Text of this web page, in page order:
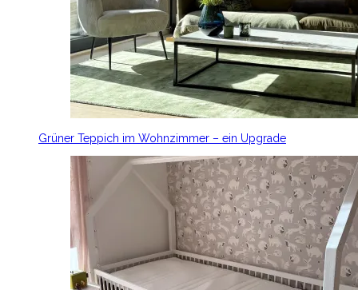
Grüner Teppich im Wohnzimmer – ein Upgrade